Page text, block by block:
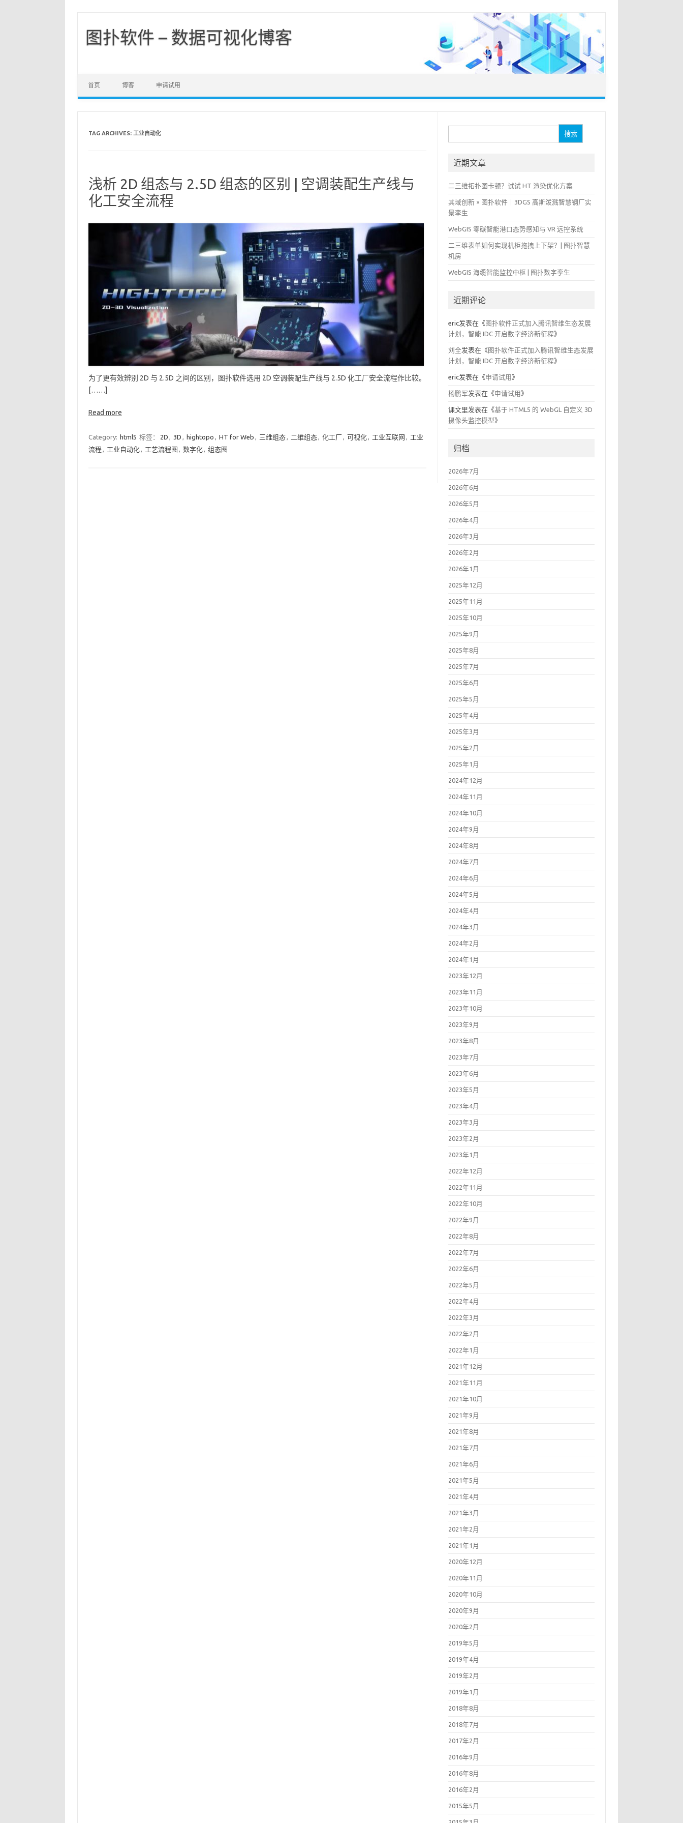
图扑软件 – 数据可视化博客
首页 博客 申请试用
TAG ARCHIVES: 工业自动化
浅析 2D 组态与 2.5D 组态的区别 | 空调装配生产线与
化工安全流程
为了更有效辨别 2D 与 2.5D 之间的区别，图扑软件选用 2D 空调装配生产线与 2.5D 化工厂安全流程作比较。
[……]
Read more
Category: html5 标签： 2D , 3D , hightopo , HT for Web , 三维组态, 二维组态, 化工厂, 可视化, 工业互联网 , 工业
流程, 工业自动化, 工艺流程图 , 数字化, 组态图
索：
近期文章
二三维拓扑图卡顿？试试 HT 渲染优化方案
其域创新 × 图扑软件｜3DGS 高斯泼溅智慧钢厂实
景孪生
WebGIS 零碳智能港口态势感知与 VR 远控系统
二三维表单如何实现机柜拖拽上下架？| 图扑智慧
机房
WebGIS 海缆智能监控中枢 | 图扑数字孪生
近期评论
eric发表在《 图扑软件正式加入腾讯智维生态发展
计划，智能 IDC 开启数字经济新征程》
刘全发表在《 图扑软件正式加入腾讯智维生态发展
计划，智能 IDC 开启数字经济新征程》
eric发表在《申请试用 》
杨鹏军发表在《申请试用 》
课文里发表在《基于 HTML5 的 WebGL 自定义 3D
摄像头监控模型》
归档
2026年7月
2026年6月
2026年5月
2026年4月
2026年3月
2026年2月
2026年1月
2025年12月
2025年11月
2025年10月
2025年9月
2025年8月
2025年7月
2025年6月
2025年5月
2025年4月
2025年3月
2025年2月
2025年1月
2024年12月
2024年11月
2024年10月
2024年9月
2024年8月
2024年7月
2024年6月
2024年5月
2024年4月
2024年3月
2024年2月
2024年1月
2023年12月
2023年11月
2023年10月
2023年9月
2023年8月
2023年7月
2023年6月
2023年5月
2023年4月
2023年3月
2023年2月
2023年1月
2022年12月
2022年11月
2022年10月
2022年9月
2022年8月
2022年7月
2022年6月
2022年5月
2022年4月
2022年3月
2022年2月
2022年1月
2021年12月
2021年11月
2021年10月
2021年9月
2021年8月
2021年7月
2021年6月
2021年5月
2021年4月
2021年3月
2021年2月
2021年1月
2020年12月
2020年11月
2020年10月
2020年9月
2020年2月
2019年5月
2019年4月
2019年2月
2019年1月
2018年8月
2018年7月
2017年2月
2016年9月
2016年8月
2016年2月
2015年5月